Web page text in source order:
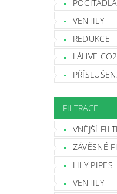
VENTILY
REDUKCE
LÁHVE CO2
FILTRACE
VNĚJŠÍ
ZÁVĚSNÉ
LILY PIPES
VENTILY